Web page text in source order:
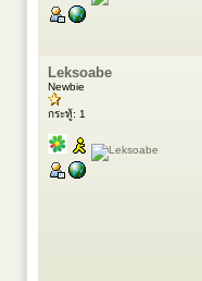
Leksoabe
Newbie
กระทู้: 1